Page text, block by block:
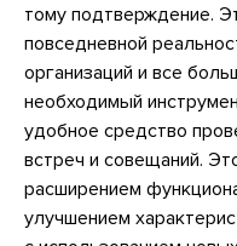
тому подтверждение.
повседневной
организаций и все
необходимый
удобное средство
встреч и совещаний.
расширением
улучшением